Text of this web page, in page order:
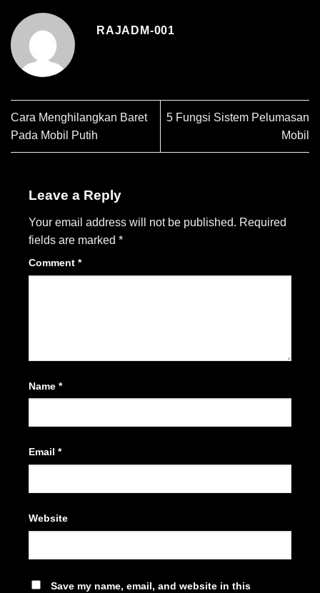
RAJADM-001
Cara Menghilangkan Baret
Pada Mobil Putih
5 Fungsi Sistem Pelumasan
Mobil
Leave a Reply
Your email address will not be published. Required
fields are marked *
Comment *
Name *
Email *
Website
Save my name, email, and website in this